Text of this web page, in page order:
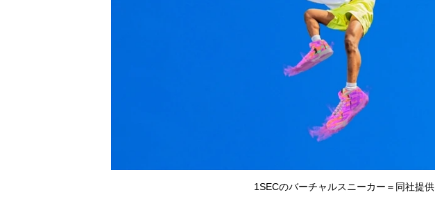
1SECのバーチャルスニーカー＝同社提供